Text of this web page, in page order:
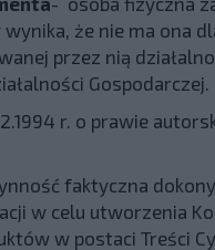
że nie ma ona
przez nią
Gospodarczej.
r. o prawie
faktyczna
w celu utworzenia
w postaci Treści